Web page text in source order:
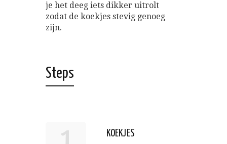
je het deeg iets dikker uitrolt
zodat de koekjes stevig genoeg
zijn.
Steps
KOEKJES